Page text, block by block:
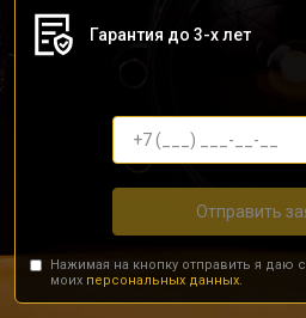
Гарантия до 3-х лет
Отправить
Нажимая на кнопку отправить я даю
моих персональных данных.